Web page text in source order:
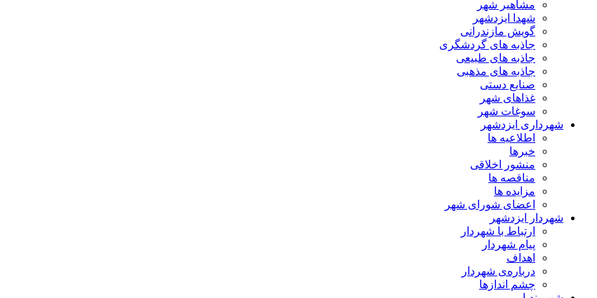
مشاهیر شهر
شهدا ایزدشهر
گویش مازندرانی
جاذبه های گردشگری
جاذبه های طبیعی
جاذبه های مذهبی
صنایع دستی
غذاهای شهر
سوغات شهر
شهرداری ایزدشهر
اطلاعیه ها
خبرها
منشور اخلاقی
مناقصه ها
مزایده ها
اعضای شورای شهر
شهردار ایزدشهر
ارتباط با شهردار
پیام شهردار
اهداف
درباره‌ی شهردار
چشم اندازها